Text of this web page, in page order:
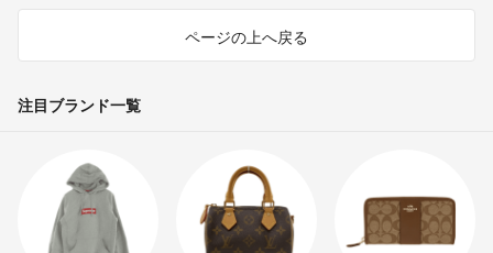
ページの上へ戻る
注目ブランド一覧